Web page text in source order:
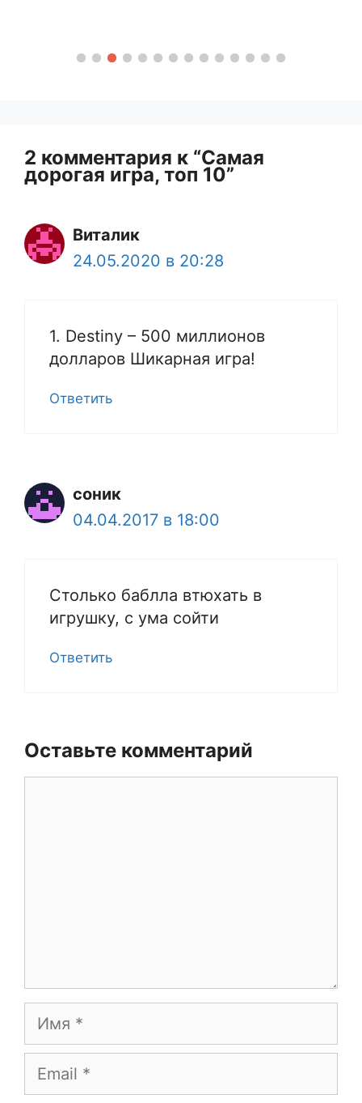
2 комментария к “Самая
дорогая игра, топ 10”
Виталик
24.05.2020 в 20:28
1. Destiny – 500 миллионов
долларов Шикарная игра!
Ответить
соник
04.04.2017 в 18:00
Столько баблла втюхать в
игрушку, с ума сойти
Ответить
Оставьте комментарий
Имя
Email